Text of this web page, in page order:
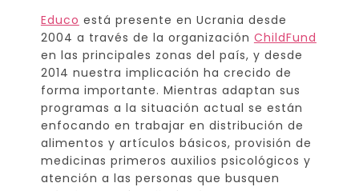
Educo está presente en Ucrania desde
2004 a través de la organización ChildFund
en las principales zonas del país, y desde
2014 nuestra implicación ha crecido de
forma importante. Mientras adaptan sus
programas a la situación actual se están
enfocando en trabajar en distribución de
alimentos y artículos básicos, provisión de
medicinas primeros auxilios psicológicos y
atención a las personas que busquen